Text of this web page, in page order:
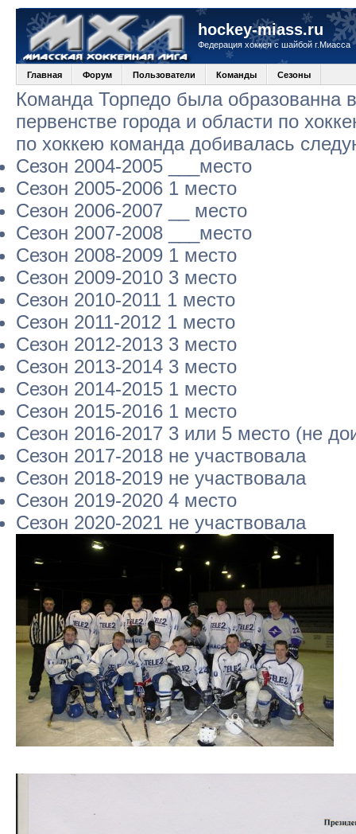
hockey-miass.ru
Федерация хоккея с шайбой г.Миасса
Главная Форум Пользователи Команды Сезоны
Команда Торпедо была образованна
первенстве города и области по
по хоккею команда добивалась
Сезон 2004-2005 ___место
Сезон 2005-2006 1 место
Сезон 2006-2007 __ место
Сезон 2007-2008 ___место
Сезон 2008-2009 1 место
Сезон 2009-2010 3 место
Сезон 2010-2011 1 место
Сезон 2011-2012 1 место
Сезон 2012-2013 3 место
Сезон 2013-2014 3 место
Сезон 2014-2015 1 место
Сезон 2015-2016 1 место
Сезон 2016-2017 3 или 5 место (не
Сезон 2017-2018 не участвовала
Сезон 2018-2019 не участвовала
Сезон 2019-2020 4 место
Сезон 2020-2021 не участвовала